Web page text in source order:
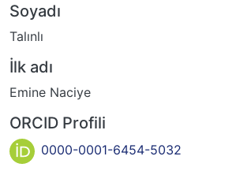
Soyadı
Talınlı
İlk adı
Emine Naciye
ORCID Profili
0000-0001-6454-5032